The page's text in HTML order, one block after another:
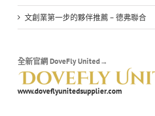
文創業第一步的夥伴推薦 – 德弗聯合
全新官網 DoveFly United→
www.doveflyunitedsupplier.com